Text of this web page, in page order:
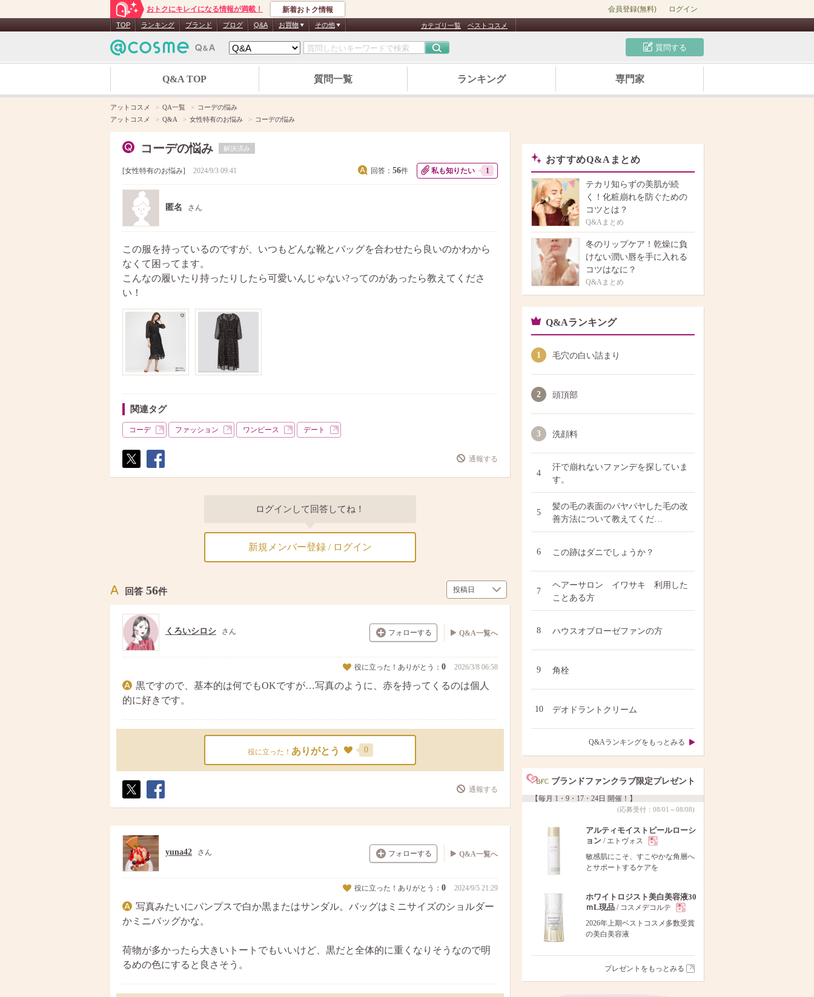
おトクにキレイになる情報が満載！ 新着おトク情報 会員登録(無料) ログイン
TOP ランキング ブランド ブログ Q&A お買物 その他 カテゴリ一覧 ベストコスメ
質問する
Q&A TOP 質問一覧 ランキング 専門家
アットコスメ QA一覧
コーデの悩み
アットコスメ
Q&A 女性特有のお悩み コーデの悩み
コーデの悩み 解決済み
女性特有のお悩み 2024/9/3 09:41 回答： 56件 私も知りたい 1
匿名 さん
この服を持っているのですが、いつもどんな靴とバッグを合わせたら良いのかわから
なくて困ってます。
こんなの履いたり持ったりしたら可愛いんじゃない?ってのがあったら教えてくださ
い！
関連タグ
コーデ ファッション ワンピース デート
ト
ア
通報する
ログインして回答してね！
新規メンバー登録 / ログイン
回答 56件
フォローする
くろいシロシ さん Q&A一覧へ
役に立った！ありがとう： 0 2026/3/8 06:58
黒ですので、基本的は何でもOKですが…写真のように、赤を持ってくるのは個人
的に好きです。
役に立った！ ありがとう 0
ト
ア
通報する
フォローする
yuna42 さん Q&A一覧へ
役に立った！ありがとう： 0 2024/9/5 21:29
写真みたいにパンプスで白か黒またはサンダル。バッグはミニサイズのショルダー
かミニバッグかな。
荷物が多かったら大きいトートでもいいけど、黒だと全体的に重くなりそうなので明
るめの色にすると良さそう。
おすすめQ&Aまとめ
テカリ知らずの美肌が続
く！化粧崩れを防ぐための
コツとは？
Q&Aまとめ
冬のリップケア！乾燥に負
けない潤い唇を手に入れる
コツはなに？
Q&Aまとめ
Q&Aランキング
1 毛穴の白い詰まり
2 頭頂部
3 洗顔料
4
汗で崩れないファンデを探していま
す。
5
髪の毛の表面のパヤパヤした毛の改
善方法について教えてくだ…
6 この跡はダニでしょうか？
7
ヘアーサロン イワサキ 利用した
ことある方
8 ハウスオブローゼファンの方
9 角栓
10 デオドラントクリーム
Q&Aランキングをもっとみる
ブランドファンクラブ限定プレゼント
【毎月 1・9・17・24日 開催！】
(応募受付：08/01～08/08)
アルティモイストピールローシ
ョン / エトヴォス
現
品
敏感肌にこそ、すこやかな角層へ
とサポートするケアを
ホワイトロジスト美白美容液30
ｍL現品 / コスメデコルテ
現
2026年上期ベストコスメ多数受賞
の美白美容液
プレゼントをもっとみる